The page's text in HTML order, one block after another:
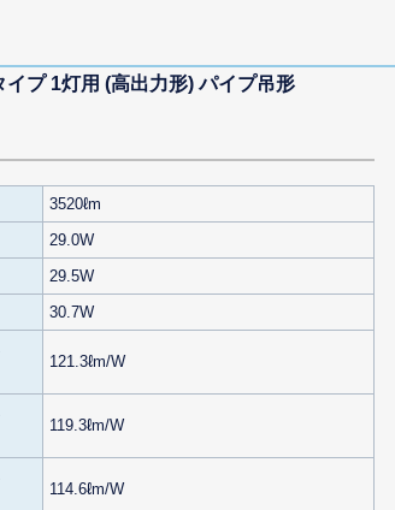
プ 1灯用 (高出力形) パイプ吊形
3520ℓm
29.0W
29.5W
30.7W
121.3ℓm/W
119.3ℓm/W
114.6ℓm/W